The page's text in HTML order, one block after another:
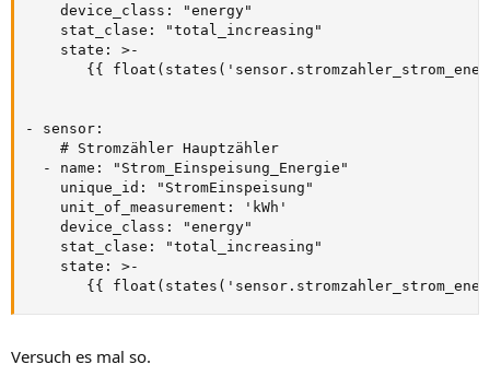
    device_class: "energy"
    stat_clase: "total_increasing"
    state: >-
{{
- sensor:
    # Stromzähler Hauptzähler
  - name: "Strom_Einspeisung_Energie"
    unique_id: "StromEinspeisung"
    unit_of_measurement: 'kWh'
    device_class: "energy"
    stat_clase: "total_increasing"
    state: >-
{{
Versuch es mal so.